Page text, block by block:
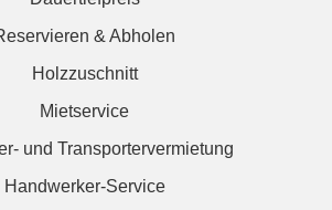
& Abholen
Holzzuschnitt
Mietservice
und Transportervermietung
Handwerker-Service